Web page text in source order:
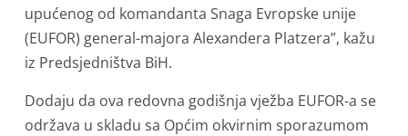
upućenog od komandanta Snaga Evropske unije
(EUFOR) general-majora Alexandera Platzera”, kažu
iz Predsjedništva BiH.
Dodaju da ova redovna godišnja vježba EUFOR-a se
održava u skladu sa Općim okvirnim sporazumom